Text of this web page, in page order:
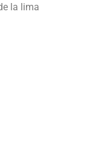
la lima